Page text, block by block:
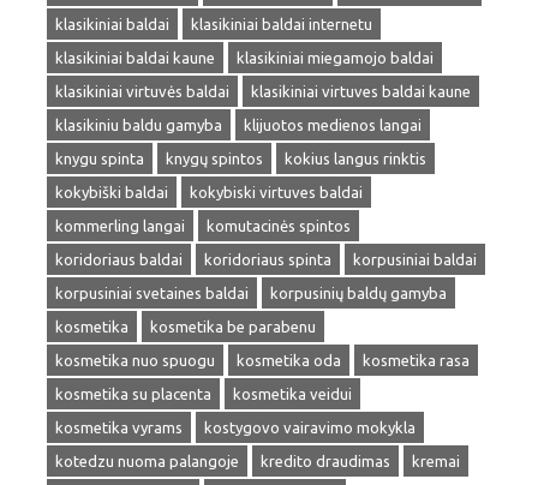
klasikiniai baldai
klasikiniai baldai internetu
klasikiniai baldai kaune
klasikiniai miegamojo baldai
klasikiniai virtuvės baldai
klasikiniai virtuves baldai kaune
klasikiniu baldu gamyba
klijuotos medienos langai
knygu spinta
knygų spintos
kokius langus rinktis
kokybiški baldai
kokybiski virtuves baldai
kommerling langai
komutacinės spintos
koridoriaus baldai
koridoriaus spinta
korpusiniai baldai
korpusiniai svetaines baldai
korpusinių baldų gamyba
kosmetika
kosmetika be parabenu
kosmetika nuo spuogu
kosmetika oda
kosmetika rasa
kosmetika su placenta
kosmetika veidui
kosmetika vyrams
kostygovo vairavimo mokykla
kotedzu nuoma palangoje
kredito draudimas
kremai